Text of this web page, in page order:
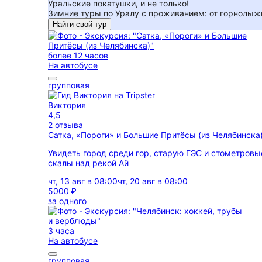
Уральские покатушки, и не только!
Зимние туры по Уралу с проживанием: от
Найти свой тур
более 12 часов
На автобусе
групповая
Виктория
4,5
2 отзыва
Сатка, «Пороги» и Большие Притёсы (из Челябинска)
Увидеть город среди гор, старую ГЭС и
скалы над рекой Ай
чт, 13 авг в 08:00чт, 20 авг в 08:00
5000 ₽
за одного
3 часа
На автобусе